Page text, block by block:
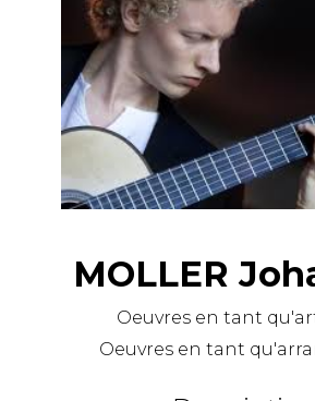
MOLLER
Oeuvres en tant
Oeuvres en tant